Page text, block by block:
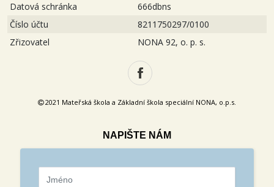
Datová schránka
666dbns
Číslo účtu
8211750297/0100
Zřizovatel
NONA 92, o. p. s.
2021 Mateřská škola a Základní škola speciální NONA, o.p.s.
NAPIŠTE NÁM